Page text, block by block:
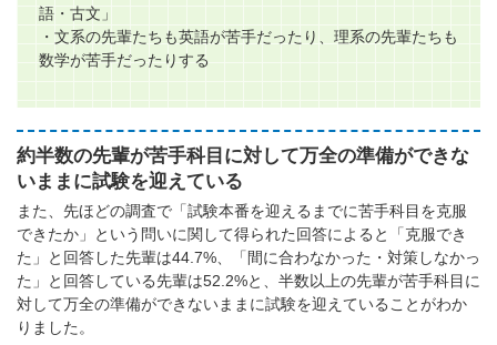
語・古文」
・文系の先輩たちも英語が苦手だったり、理系の先輩たちも
数学が苦手だったりする
約半数の先輩が苦手科目に対して万全の準備ができな
いままに試験を迎えている
また、先ほどの調査で「試験本番を迎えるまでに苦手科目を克服
できたか」という問いに関して得られた回答によると「克服でき
た」と回答した先輩は44.7%、「間に合わなかった・対策しなかっ
た」と回答している先輩は52.2%と、半数以上の先輩が苦手科目に
対して万全の準備ができないままに試験を迎えていることがわか
りました。